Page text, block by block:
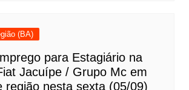
(BA)
para Estagiário na
Jacuípe / Grupo Mc em
região nesta sexta (05/09)